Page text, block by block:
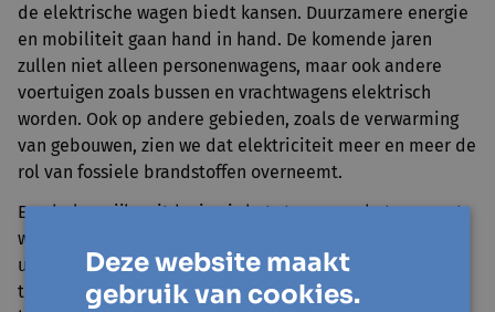
de elektrische wagen biedt kansen. Duurzamere energie
en mobiliteit gaan hand in hand. De komende jaren
zullen niet alleen personenwagens, maar ook andere
voertuigen zoals bussen en vrachtwagens elektrisch
worden. Ook op andere gebieden, zoals de verwarming
van gebouwen, zien we dat elektriciteit meer en meer de
rol van fossiele brandstoffen overneemt.
Een belangrijke uitdaging is het sturen van het moment
waarop we elektriciteit gebruiken. Als iedereen om 18
uur tegelijk thuiskomt, zijn elektrische wagen inplugt om
te laden, de wasmachine opzet en begint te koken,
Deze website maakt
gebruik van cookies.